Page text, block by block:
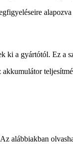
ki a gyártótól. Ez a
alábbiakban